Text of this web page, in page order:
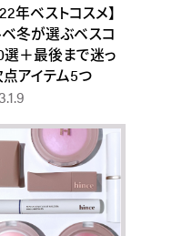
年ベストコスメ】
冬が選ぶベスコ
選＋最後まで迷っ
アイテム5つ